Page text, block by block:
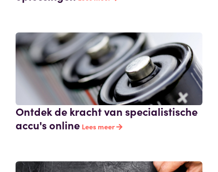
Ontdek de kracht van specialistische
accu's online Lees meer